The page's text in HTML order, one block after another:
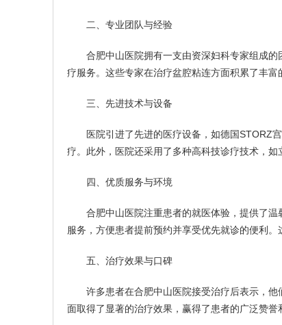
二、专业团队与经验
合肥中山医院拥有一支由资深妇科专家组成的
疗服务。这些专家在治疗盆腔粘连方面积累了丰富
三、先进技术与设备
医院引进了先进的医疗设备，如德国STORZ宫
疗。此外，医院还采用了多种高科技诊疗技术，
四、优质服务与环境
合肥中山医院注重患者的就医体验，提供了温
服务，方便患者提前预约并享受优先就诊的便利
五、治疗效果与口碑
许多患者在合肥中山医院接受治疗后表示，他
面取得了显著的治疗效果，赢得了患者的广泛赞誉